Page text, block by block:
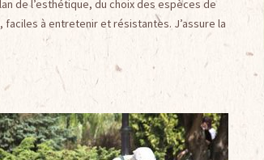
de l’esthétique, du choix des espèces de
faciles à entretenir et résistantes. J’assure la